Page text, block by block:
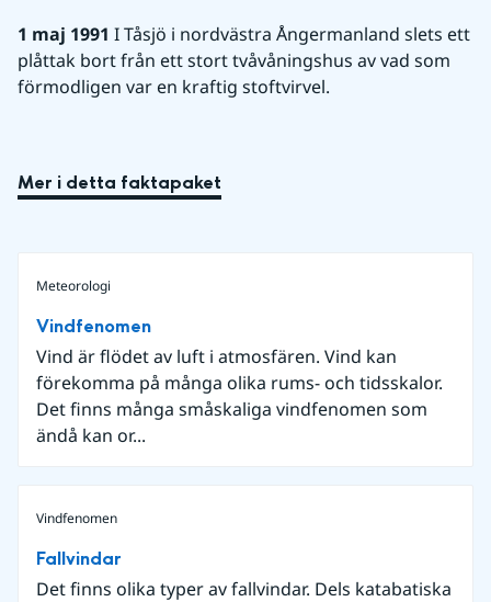
1 maj 1991 I Tåsjö i nordvästra Ångermanland slets ett
plåttak bort från ett stort tvåvåningshus av vad som
förmodligen var en kraftig stoftvirvel.
Mer i detta faktapaket
Meteorologi
Vindfenomen
Vind är flödet av luft i atmosfären. Vind kan
förekomma på många olika rums- och tidsskalor.
Det finns många småskaliga vindfenomen som
ändå kan or...
Vindfenomen
Fallvindar
Det finns olika typer av fallvindar. Dels katabatiska